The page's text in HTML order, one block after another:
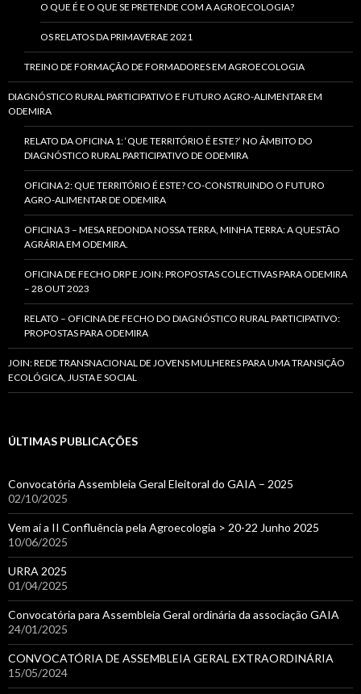
O QUE É E O QUE SE PRETENDE COM A AGROECOLOGIA?
OS RELATOS DA PRIMAVERAE 2021
TREINO DE FORMAÇÃO DE FORMADORES EM AGROECOLOGIA
DIAGNÓSTICO RURAL PARTICIPATIVO E FUTURO AGRO-ALIMENTAR EM
ODEMIRA
RELATO DA OFICINA 1: ‘QUE TERRITÓRIO É ESTE?’ NO ÂMBITO DO
DIAGNÓSTICO RURAL PARTICIPATIVO DE ODEMIRA
OFICINA 2: QUE TERRITÓRIO É ESTE? CO-CONSTRUINDO O FUTURO
AGRO-ALIMENTAR DE ODEMIRA
OFICINA 3 – MESA REDONDA NOSSA TERRA, MINHA TERRA: A QUESTÃO
AGRÁRIA EM ODEMIRA.
OFICINA DE FECHO DRP E JOIN: PROPOSTAS COLECTIVAS PARA ODEMIRA
– 28 OUT 2023
RELATO – OFICINA DE FECHO DO DIAGNÓSTICO RURAL PARTICIPATIVO:
PROPOSTAS PARA ODEMIRA
JOIN: REDE TRANSNACIONAL DE JOVENS MULHERES PARA UMA TRANSIÇÃO
ECOLÓGICA, JUSTA E SOCIAL
ÚLTIMAS PUBLICAÇÕES
Convocatória Assembleia Geral Eleitoral do GAIA – 2025
02/10/2025
Vem aí a II Confluência pela Agroecologia > 20-22 Junho 2025
10/06/2025
URRA 2025
01/04/2025
Convocatória para Assembleia Geral ordinária da associação GAIA
24/01/2025
CONVOCATÓRIA DE ASSEMBLEIA GERAL EXTRAORDINÁRIA
15/05/2024